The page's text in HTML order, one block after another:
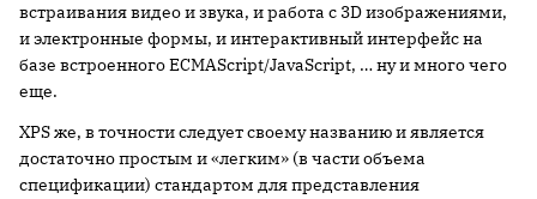
встраивания видео и звука, и работа с 3D изображениями,
и электронные формы, и интерактивный интерфейс на
базе встроенного ECMAScript/JavaScript, … ну и много чего
еще.
XPS же, в точности следует своему названию и является
достаточно простым и «легким» (в части объема
спецификации) стандартом для представления